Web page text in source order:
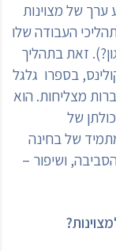
של מצוינות
העבודה שלו
זאת בתהליך
בספרו גלגל
בדק מאות חברות מצליחות. הוא
של
של בחינה
ושיפור –